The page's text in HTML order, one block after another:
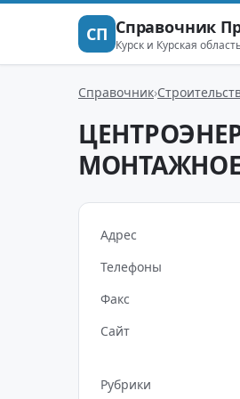
СП Справочник
Курск и Курская
Справочник
Адрес
Телефоны
Факс
Сайт
Рубрики